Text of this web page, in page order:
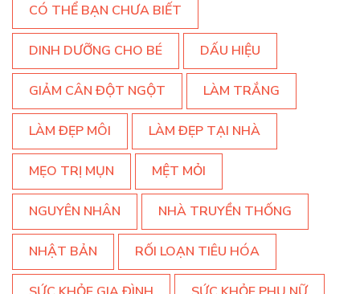
CÓ THỂ BẠN CHƯA BIẾT
DINH DƯỠNG CHO BÉ DẤU HIỆU
GIẢM CÂN ĐỘT NGỘT LÀM TRẮNG
LÀM ĐẸP MÔI LÀM ĐẸP TẠI NHÀ
MẸO TRỊ MỤN MỆT MỎI
NGUYÊN NHÂN NHÀ TRUYỀN THỐNG
NHẬT BẢN RỐI LOẠN TIÊU HÓA